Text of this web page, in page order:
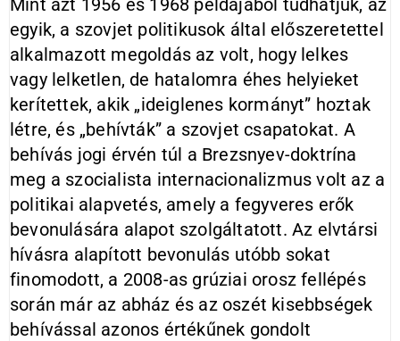
Mint azt 1956 és 1968 példájából tudhatjuk, az
egyik, a szovjet politikusok által előszeretettel
alkalmazott megoldás az volt, hogy lelkes
vagy lelketlen, de hatalomra éhes helyieket
kerítettek, akik „ideiglenes kormányt” hoztak
létre, és „behívták” a szovjet csapatokat. A
behívás jogi érvén túl a Brezsnyev-doktrína
meg a szocialista internacionalizmus volt az a
politikai alapvetés, amely a fegyveres erők
bevonulására alapot szolgáltatott. Az elvtársi
hívásra alapított bevonulás utóbb sokat
finomodott, a 2008-as grúziai orosz fellépés
során már az abház és az oszét kisebbségek
behívással azonos értékűnek gondolt